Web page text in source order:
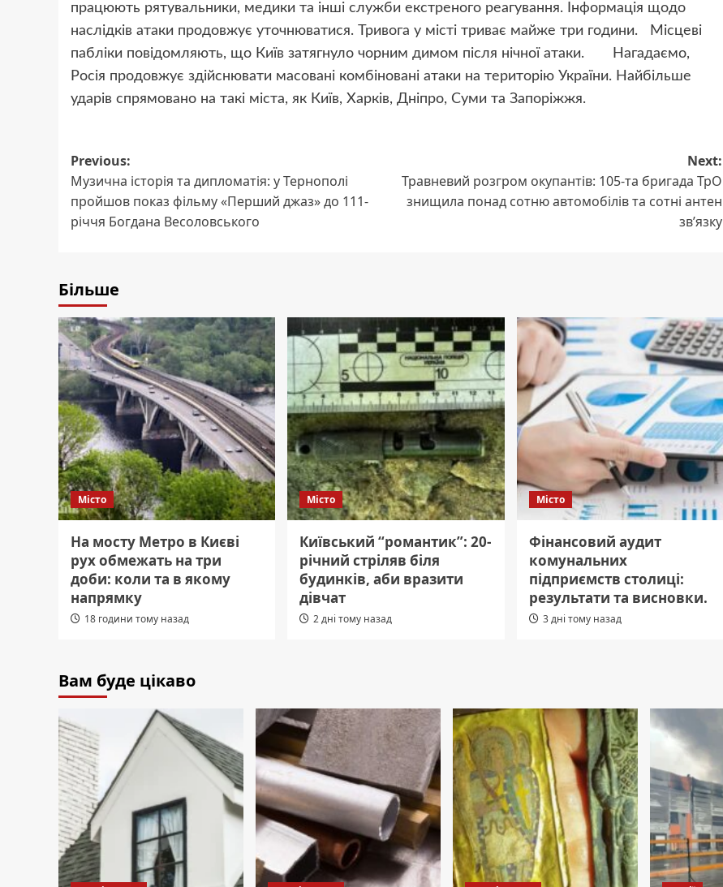
працюють рятувальники, медики та інші служби екстреного реагування. Інформація щодо
наслідків атаки продовжує уточнюватися. Тривога у місті триває майже три години. Місцеві
пабліки повідомляють, що Київ затягнуло чорним димом після нічної атаки. Нагадаємо,
Росія продовжує здійснювати масовані комбіновані атаки на територію України. Найбільше
ударів спрямовано на такі міста, як Київ, Харків, Дніпро, Суми та Запоріжжя.
Post
navigation
Previous:
Музична історія та дипломатія: у Тернополі
пройшов показ фільму «Перший джаз» до 111-
річчя Богдана Весоловського
Next:
Травневий розгром окупантів: 105-та бригада ТрО
знищила понад сотню автомобілів та сотні антен
зв’язку
Більше
Місто
На мосту Метро в Києві
рух обмежать на три
доби: коли та в якому
напрямку
18 години тому назад
Місто
Київський “романтик”: 20-
річний стріляв біля
будинків, аби вразити
дівчат
2 дні тому назад
Місто
Фінансовий аудит
комунальних
підприємств столиці:
результати та висновки.
3 дні тому назад
Вам буде цікаво